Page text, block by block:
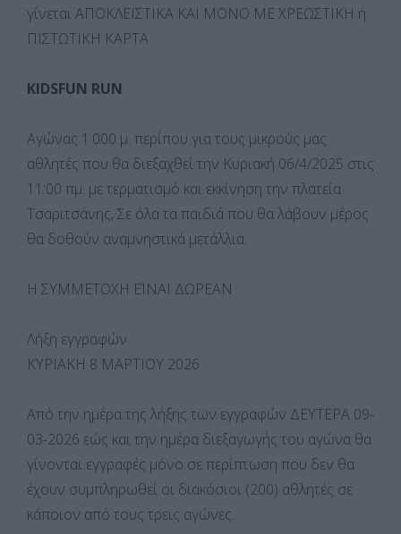
γίνεται ΑΠΟΚΛΕΙΣΤΙΚΑ ΚΑΙ ΜΟΝΟ ΜΕ ΧΡΕΩΣΤΙΚΗ ή
ΠΙΣΤΩΤΙΚΗ ΚΑΡΤΑ
KIDSFUN RUN
Αγώνας 1.000 μ. περίπου για τους μικρούς μας
αθλητές που θα διεξαχθεί την Κυριακή 06/4/2025 στις
11:00 πμ. με τερματισμό και εκκίνηση την πλατεία
Τσαριτσάνης, Σε όλα τα παιδιά που θα λάβουν μέρος
θα δοθούν αναμνηστικά μετάλλια.
Η ΣΥΜΜΕΤΟΧΗ ΕΊΝΑΙ ΔΩΡΕΑΝ
Λήξη εγγραφών
ΚΥΡΙΑΚΗ 8 ΜΑΡΤΙΟΥ 2026
Από την ημέρα της λήξης των εγγραφών ΔΕΥΤΕΡΑ 09-
03-2026 εώς και την ημέρα διεξαγωγής του αγώνα θα
γίνονται εγγραφές μόνο σε περίπτωση που δεν θα
έχουν συμπληρωθεί οι διακόσιοι (200) αθλητές σε
κάποιον από τους τρεις αγώνες.